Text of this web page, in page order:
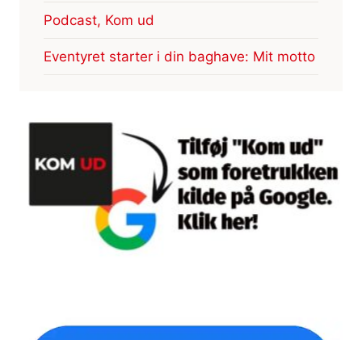
Podcast, Kom ud
Eventyret starter i din baghave: Mit motto